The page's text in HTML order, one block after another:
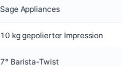
Sage Appliances
10 kg gepolierter Impression
7° Barista-Twist